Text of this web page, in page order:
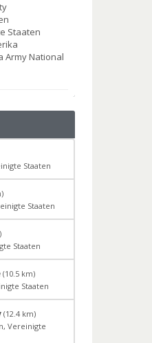
Staaten
Army National
Staaten
Staaten
Staaten
(10.5 km)
Staaten
(12.4 km)
Vereinigte